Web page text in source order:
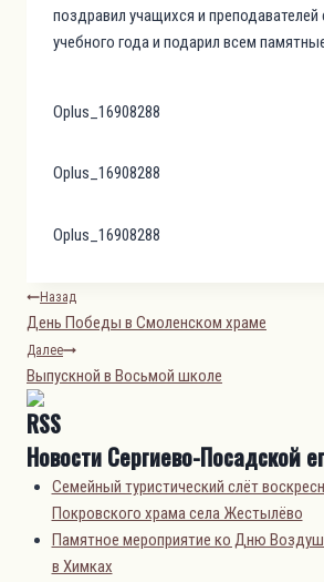
поздравил учащихся и преподавателей
учебного года и подарил всем
Oplus_16908288
Oplus_16908288
Oplus_16908288
Навигация
по
записям
Назад
День Победы в Смоленском храме
Далее
Выпускной в Восьмой школе
Новости Сергиево-Посадской
Семейный туристический слёт
Покровского храма села Жестылёво
Памятное мероприятие ко Дню
в Химках